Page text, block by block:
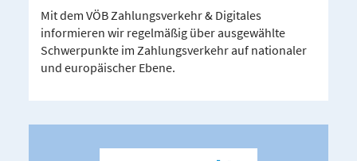
Mit dem VÖB Zahlungsverkehr & Digitales
informieren wir regelmäßig über ausgewählte
Schwerpunkte im Zahlungsverkehr auf nationaler
und europäischer Ebene.